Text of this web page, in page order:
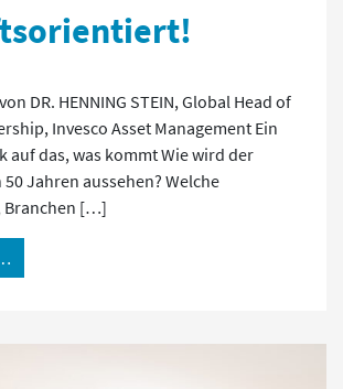
DR. HENNING STEIN, Global Head of
Invesco Asset Management Ein
auf das, was kommt Wie wird der
Jahren aussehen? Welche
Branchen […]